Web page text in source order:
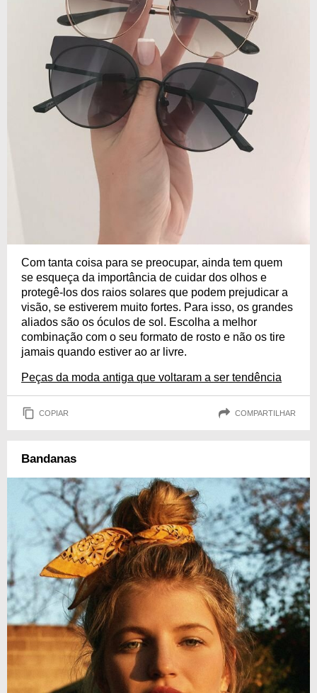
Com tanta coisa para se preocupar, ainda tem quem
se esqueça da importância de cuidar dos olhos e
protegê-los dos raios solares que podem prejudicar a
visão, se estiverem muito fortes. Para isso, os grandes
aliados são os óculos de sol. Escolha a melhor
combinação com o seu formato de rosto e não os tire
jamais quando estiver ao ar livre.
Peças da moda antiga que voltaram a ser tendência
COPIAR COMPARTILHAR
Bandanas